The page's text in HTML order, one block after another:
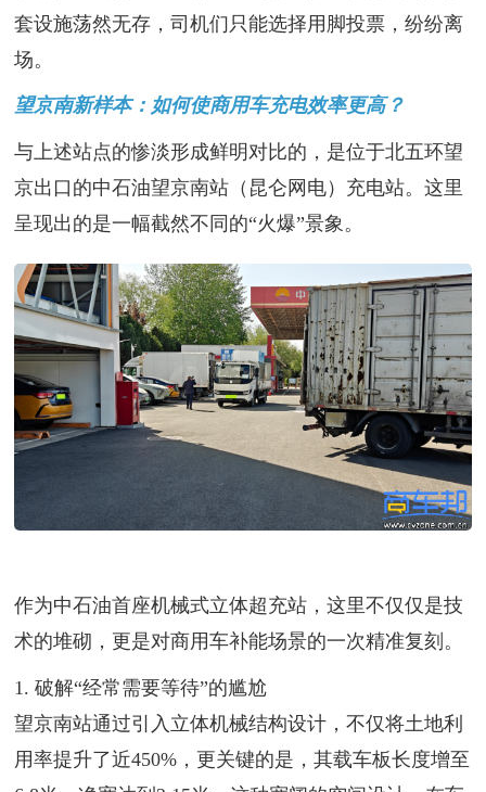
套设施荡然无存，司机们只能选择用脚投票，纷纷离
场。
望京南新样本：如何使商用车充电效率更高？
与上述站点的惨淡形成鲜明对比的，是位于北五环望
京出口的中石油望京南站（昆仑网电）充电站。这里
呈现出的是一幅截然不同的“火爆”景象。
作为中石油首座机械式立体超充站，这里不仅仅是技
术的堆砌，更是对商用车补能场景的一次精准复刻。
1. 破解“经常需要等待”的尴尬
望京南站通过引入立体机械结构设计，不仅将土地利
用率提升了近450%，更关键的是，其载车板长度增至